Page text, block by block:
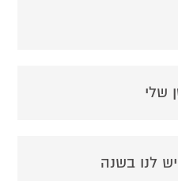
שלי
יש לנו בשנה